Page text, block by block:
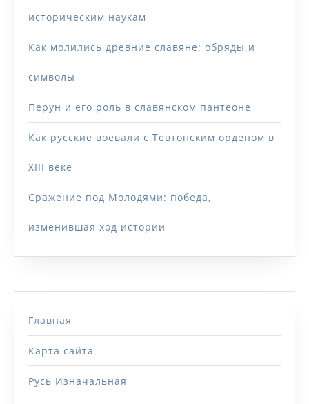
историческим наукам
Как молились древние славяне: обряды и
символы
Перун и его роль в славянском пантеоне
Как русские воевали с Тевтонским орденом в
XIII веке
Сражение под Молодями: победа,
изменившая ход истории
Главная
Карта сайта
Русь Изначальная